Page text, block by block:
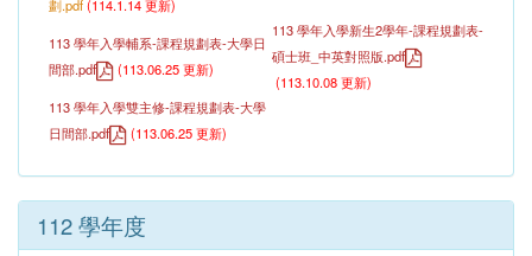
劃.pdf(114.1.14 更新)
113 學年入學輔系-課程規劃表-大學日
間部.pdf
(113.06.25 更新)
113 學年入學雙主修-課程規劃表-大學
日間部.pdf
(113.06.25 更新)
113 學年入學新生2學年-課程規劃表-
碩士班_中英對照版.pdf
(113.10.08更新)
112 學年度